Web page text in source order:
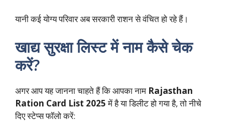
यानी कई योग्य परिवार अब सरकारी राशन से वंचित हो रहे हैं।
खाद्य सुरक्षा लिस्ट में नाम कैसे चेक
करें?
अगर आप यह जानना चाहते हैं कि आपका नाम Rajasthan
Ration Card List 2025में है या डिलीट हो गया है, तो नीचे
दिए स्टेप्स फॉलो करें: